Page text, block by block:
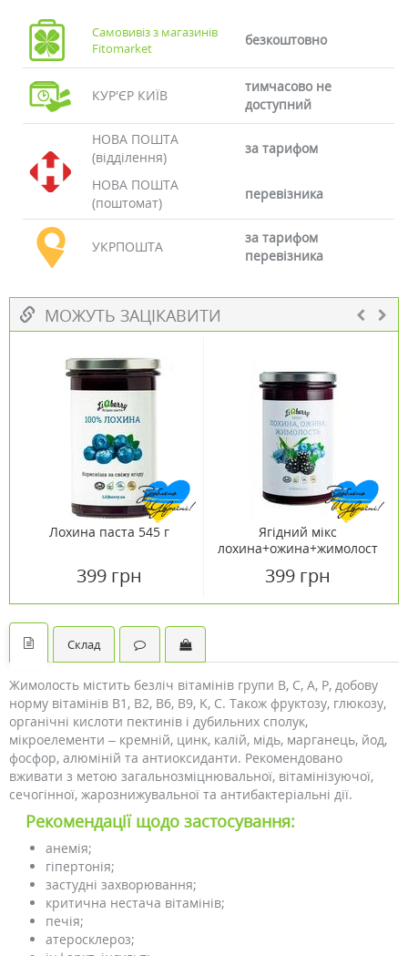
Самовивіз з магазинів
Fitomarket
безкоштовно
КУР'ЄР КИЇВ
тимчасово не
доступний
НОВА ПОШТА
(відділення)
за тарифом
НОВА ПОШТА
(поштомат)
перевізника
УКРПОШТА
за тарифом
перевізника
МОЖУТЬ ЗАЦІКАВИТИ
Лохина паста 545 г
399 грн
Ягідний мікс
лохина+ожина+жимолость
399 грн
Склад
Жимолость містить безліч вітамінів групи B, С, А, P, добову
норму вітамінів B1, B2, B6, B9, K, C. Також фруктозу, глюкозу,
органічні кислоти пектинів і дубильних сполук,
мікроелементи – кремній, цинк, калій, мідь, марганець, йод,
фосфор, алюміній та антиоксиданти. Рекомендовано
вживати з метою загальнозміцнювальної, вітамінізуючої,
сечогінної, жарознижувальної та антибактеріальні дії.
Рекомендації щодо застосування:
анемія;
гіпертонія;
застудні захворювання;
критична нестача вітамінів;
печія;
атеросклероз;